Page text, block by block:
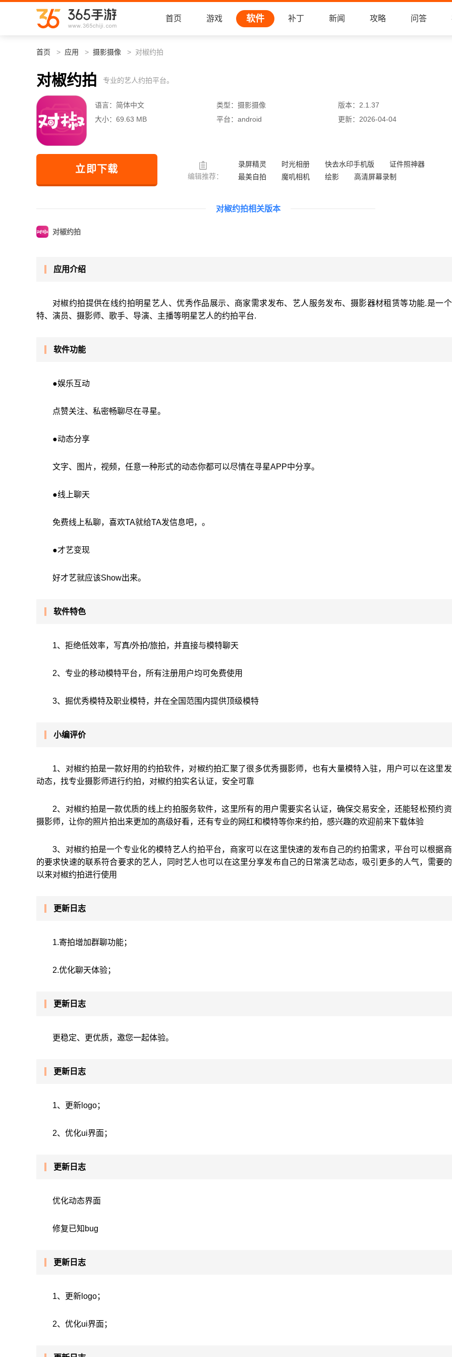
首页 游戏 软件 补丁 新闻 攻略 问答
首页 应用 摄影摄像 对椒约拍
对椒约拍 专业的艺人约拍平台。
语言： 简体中文 类型： 摄影摄像 版本： 2.1.37
大小： 69.63 MB 平台： android 更新： 2026-04-04
立即下载
编辑推荐：
录屏精灵 时光相册 快去水印手机版
证件照神器
最美自拍
魔叽相机 绘影 高清屏幕录制
对椒约拍相关版本
对椒约拍
应用介绍
对椒约拍提供在线约拍明星艺人、优秀作品展示、商家需求发布、艺人服务发布、摄影器材租赁等功能.是一
特、演员、摄影师、歌手、导演、主播等明星艺人的约拍平台.
软件功能
●娱乐互动
点赞关注、私密畅聊尽在寻星。
●动态分享
文字、图片，视频，任意一种形式的动态你都可以尽情在寻星APP中分享。
●线上聊天
免费线上私聊，喜欢TA就给TA发信息吧，。
●才艺变现
好才艺就应该Show出来。
软件特色
1、拒绝低效率，写真/外拍/旅拍，并直接与模特聊天
2、专业的移动模特平台，所有注册用户均可免费使用
3、掘优秀模特及职业模特，并在全国范围内提供顶级模特
小编评价
1、对椒约拍是一款好用的约拍软件，对椒约拍汇聚了很多优秀摄影师，也有大量模特入驻，用户可以在这里
动态，找专业摄影师进行约拍，对椒约拍实名认证，安全可靠
2、对椒约拍是一款优质的线上约拍服务软件，这里所有的用户需要实名认证，确保交易安全，还能轻松预约
摄影师，让你的照片拍出来更加的高级好看，还有专业的网红和模特等你来约拍，感兴趣的欢迎前来下载体验
3、对椒约拍是一个专业化的模特艺人约拍平台，商家可以在这里快速的发布自己的约拍需求，平台可以根据
的要求快速的联系符合要求的艺人，同时艺人也可以在这里分享发布自己的日常演艺动态，吸引更多的人气，需要
以来对椒约拍进行使用
更新日志
1.寄拍增加群聊功能；
2.优化聊天体验；
更新日志
更稳定、更优质，邀您一起体验。
更新日志
1、更新logo；
2、优化ui界面；
更新日志
优化动态界面
修复已知bug
更新日志
1、更新logo；
2、优化ui界面；